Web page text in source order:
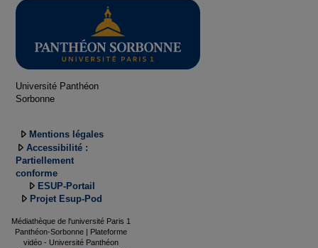
Université Panthéon
Sorbonne
Mentions légales
Accessibilité :
Partiellement
conforme
ESUP-Portail
Projet Esup-Pod
Médiathèque de l'université Paris 1
Panthéon-Sorbonne | Plateforme
vidéo - Université Panthéon